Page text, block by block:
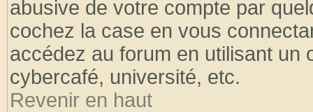
abusive de votre compte par
cochez la case en vous
accédez au forum en utilisant un
cybercafé, université, etc.
Revenir en haut